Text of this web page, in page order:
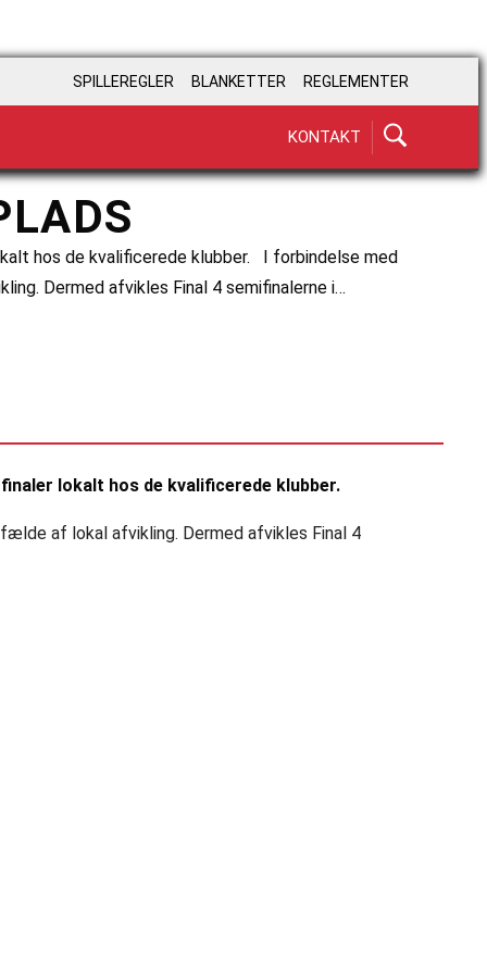
SPILLEREGLER BLANKETTER REGLEMENTER
KONTAKT
hos de kvalificerede klubber. I forbindelse med
Dermed afvikles Final 4 semifinalerne i…
lokalt hos de kvalificerede klubber.
af lokal afvikling. Dermed afvikles Final 4